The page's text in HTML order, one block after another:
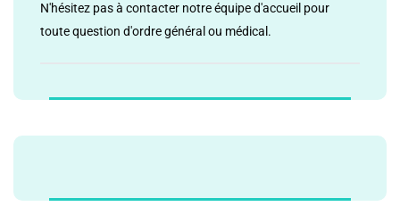
N'hésitez pas à contacter notre équipe d'accueil pour
toute question d'ordre général ou médical.